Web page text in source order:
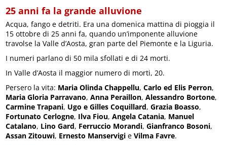
25 anni fa la grande alluvione
Acqua, fango e detriti. Era una domenica mattina di pioggia il
15 ottobre di 25 anni fa, quando un’imponente alluvione
travolse la Valle d’Aosta, gran parte del Piemonte e la Liguria.
I numeri parlano di 50 mila sfollati e di 24 morti.
In Valle d’Aosta il maggior numero di morti, 20.
Persero la vita: Maria Olinda Chappellu,Carlo ed Elis Perron,
Maria Gloria Parravano,Anna Peraillon,Alessandro Bortone,
Carmine Trapani, Ugo e Gilles Coquillard,Grazia Boasso,
Fortunato Cerlogne, Ilva Fiou,Angela Catania, Manuel
Catalano, Lino Gard, Ferruccio Morandi,Gianfranco Bosoni,
Assan Zitouwi, Ernesto Manservigi eVilma Favre.